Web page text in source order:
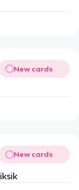
New cards
New cards